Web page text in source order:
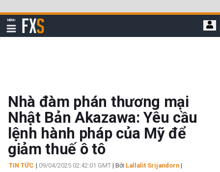
qua
đi
MENU
Hiển
thị
FXStreet
Nhà đàm phán thương mại
Nhật Bản Akazawa: Yêu cầu
lệnh hành pháp của Mỹ để
giảm thuế ô tô
TIN TỨC | 09/04/2025 02:42:01 GMT | Bởi Lallalit Srijandorn |